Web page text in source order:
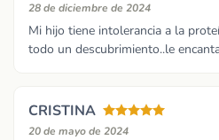
28 de diciembre de 2024
Mi hijo tiene intolerancia a la
todo un descubrimiento..le
CRISTINA
20 de mayo de 2024